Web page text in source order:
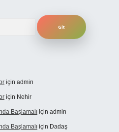
için admin
için Nehir
Başlamalı için admin
Başlamalı için Dadaş